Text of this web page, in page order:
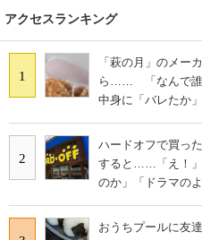
アクセスランキング
1
「萩の月」のメー
ら…… 「なんで誰
中身に「バレたか
2
ハードオフで買っ
すると……「え！」
のか」「ドラマの
おうちプールに友